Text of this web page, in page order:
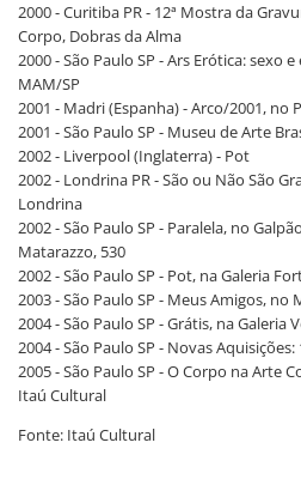
2000 - Curitiba PR - 12ª Mostra da
Corpo, Dobras da Alma
2000 - São Paulo SP - Ars Erótica: sexo
MAM/SP
2001 - Madri (Espanha) - Arco/2001, no
2001 - São Paulo SP - Museu de Arte
2002 - Liverpool (Inglaterra) - Pot
2002 - Londrina PR - São ou Não São
Londrina
2002 - São Paulo SP - Paralela, no
Matarazzo, 530
2002 - São Paulo SP - Pot, na Galeria
2003 - São Paulo SP - Meus Amigos, no
2004 - São Paulo SP - Grátis, na Galeria
2004 - São Paulo SP - Novas
2005 - São Paulo SP - O Corpo na Arte
Itaú Cultural
Fonte: Itaú Cultural